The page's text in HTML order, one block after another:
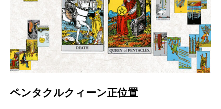
ペンタクルクィーン正位置